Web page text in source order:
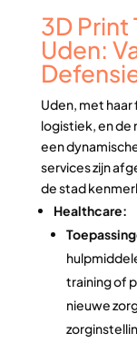
3D
Uden:
Uden, met
logistiek, en de
een
services zijn
de stad
Healthcare:
training of
nieuwe